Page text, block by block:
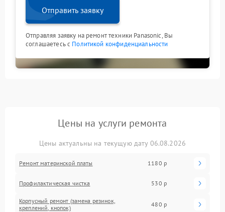
Отправить заявку
Отправляя заявку на ремонт техники Panasonic, Вы
соглашаетесь с Политикой конфиденциальности
Цены на услуги ремонта
Цены актуальны на текущую дату 06.08.2026
Ремонт материнской платы 1180 р
Профилактическая чистка 530 р
Корпусный ремонт (замена резинок,
креплений, кнопок)
480 р